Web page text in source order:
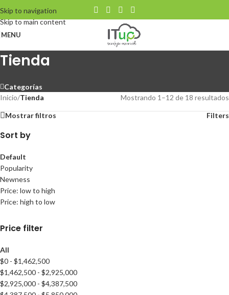
Skip to navigation
Skip to main content
MENU
Tienda
Categorías
Inicio/Tienda Mostrando 1–12 de 18 resultados
Mostrar filtros Filters
Sort by
Default
Popularity
Newness
Price: low to high
Price: high to low
Price filter
All
$0 - $1,462,500
$1,462,500 - $2,925,000
$2,925,000 - $4,387,500